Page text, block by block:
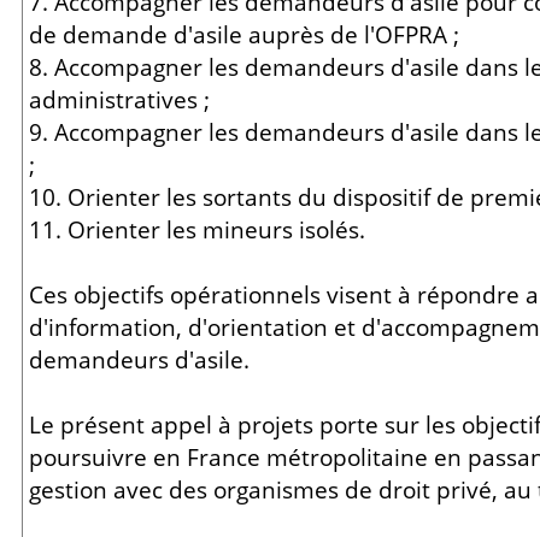
de demande d'asile auprès de l'OFPRA ;
8. Accompagner les demandeurs d'asile dans
administratives ;
9. Accompagner les demandeurs d'asile dans
;
10. Orienter les sortants du dispositif de
11. Orienter les mineurs isolés.
Ces objectifs opérationnels visent à répondre
d'information, d'orientation et
demandeurs d'asile.
Le présent appel à projets porte sur les
poursuivre en France métropolitaine en
gestion avec des organismes de droit privé,